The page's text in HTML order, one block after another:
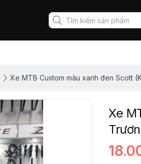
Xe MTB Custom màu xanh đen Scott
Xe